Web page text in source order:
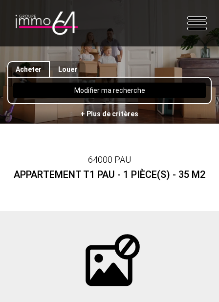
Acheter Louer
Modifier ma recherche
+ Plus de critères
64000 PAU
APPARTEMENT T1 PAU - 1 PIÈCE(S) - 35 M2